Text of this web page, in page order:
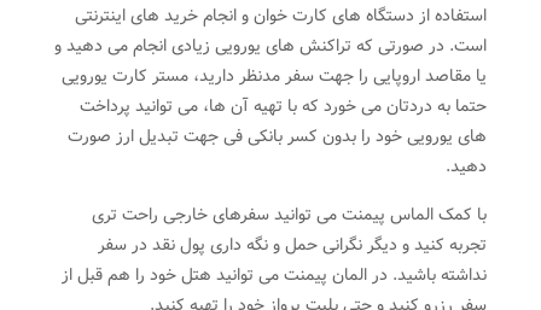
استفاده از دستگاه های کارت خوان و انجام خرید های اینترنتی
است. در صورتی که تراکنش های یورویی زیادی انجام می دهید و
یا مقاصد اروپایی را جهت سفر مدنظر دارید، مستر کارت یورویی
حتما به دردتان می خورد که با تهیه آن ها، می توانید پرداخت
های یورویی خود را بدون کسر بانکی فی جهت تبدیل ارز صورت
دهید.
با کمک الماس پیمنت می توانید سفرهای خارجی راحت تری
تجربه کنید و دیگر نگرانی حمل و نگه داری پول نقد در سفر
نداشته باشید. در المان پیمنت می توانید هتل خود را هم قبل از